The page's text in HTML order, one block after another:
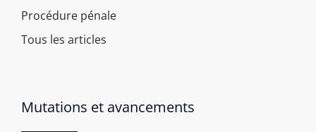
Procédure pénale
Tous les articles
Mutations et avancements